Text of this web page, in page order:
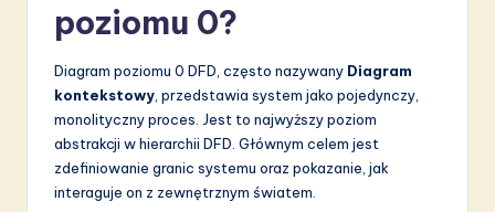
ti
o
poziomu 0?
Diagram poziomu 0 DFD, często nazywany Diagram
kontekstowy , przedstawia system jako pojedynczy,
monolityczny proces. Jest to najwyższy poziom
abstrakcji w hierarchii DFD. Głównym celem jest
zdefiniowanie granic systemu oraz pokazanie, jak
interaguje on z zewnętrznym światem.